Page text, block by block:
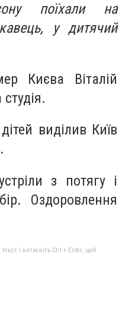
поїхали на
у дитячий
Києва Віталій
виділив Київ
з потягу і
Оздоровлення
і натисніть Ctrl + Enter, щоб